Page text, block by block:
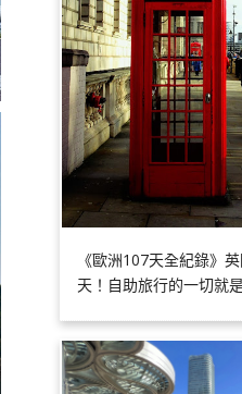
《歐洲107天全紀錄》
天！自助旅行的一切就